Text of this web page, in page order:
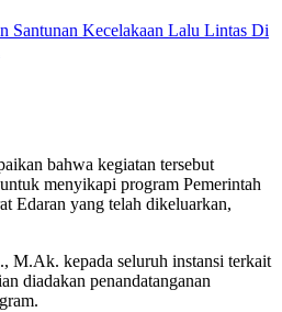
Santunan Kecelakaan Lalu Lintas Di
bahwa kegiatan tersebut
menyikapi program Pemerintah
Edaran yang telah dikeluarkan,
M.Ak. kepada seluruh instansi terkait
diadakan penandatanganan